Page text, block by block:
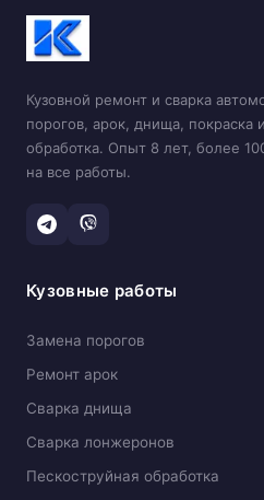
Кузовной ремонт и сварка
порогов, арок, днища, покраска
обработка. Опыт 8 лет, более
на все работы.
Кузовные работы
Замена порогов
Ремонт арок
Сварка днища
Сварка лонжеронов
Пескоструйная обработка